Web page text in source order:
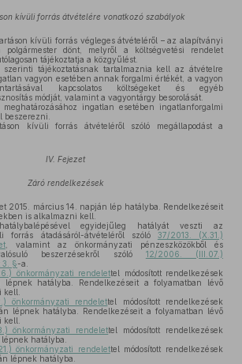
kívüli forrás átvételére vonatkozó szabályok
kívüli forrás végleges átvételéről – az alapítványi
dönt, melyről a költségvetési rendelet
tájékoztatja a közgyűlést.
szerinti tájékoztatásnak tartalmaznia kell az átvételre
vagyon esetében annak forgalmi értékét, a vagyon
kapcsolatos költségeket és egyéb
módját, valamint a vagyontárgy besorolását.
ingatlan esetében ingatlanforgalmi
beszerezni.
kívüli forrás átvételéről szóló megállapodást a
IV. Fejezet
Záró rendelkezések
2015. március 14. napján lép hatályba. Rendelkezéseit
is alkalmazni kell.
egyidejűleg hatályát veszti az
forrás átadásáról-átvételéről szóló 37/2013. (X.31.)
, valamint az önkormányzati pénzeszközökből és
beszerzésekről szóló 12/2006. (III.07.)
3. §-a.
önkormányzati rendelettel módosított rendelkezések
hatályba. Rendelkezéseit a folyamatban lévő
kell.
önkormányzati rendelettel módosított rendelkezések
lépnek hatályba. Rendelkezéseit a folyamatban lévő
kell.
önkormányzati rendelettel módosított rendelkezések
hatályba.
önkormányzati rendelettel módosított rendelkezések
lépnek hatályba.